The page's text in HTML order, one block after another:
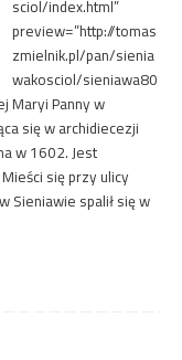
sciol/index.html”
preview=”http://tomas
zmielnik.pl/pan/sienia
wakosciol/sieniawa80
Maryi Panny w
się w archidiecezji
w 1602. Jest
się przy ulicy
Sieniawie spalił się w